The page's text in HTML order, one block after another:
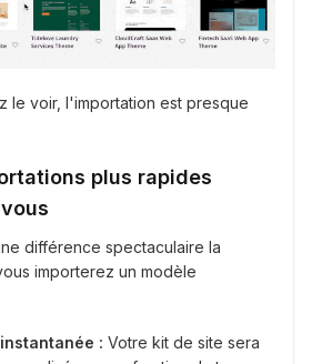
le voir, l'importation est presque
plus rapides
différence spectaculaire la
importerez un modèle
: Votre kit de site sera